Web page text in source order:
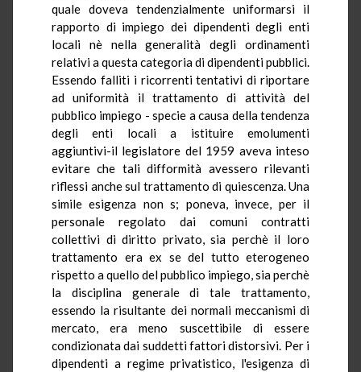
quale doveva tendenzialmente uniformarsi il
rapporto di impiego dei dipendenti degli enti
locali nè nella generalità degli ordinamenti
relativi a questa categoria di dipendenti pubblici.
Essendo falliti i ricorrenti tentativi di riportare
ad uniformità il trattamento di attività del
pubblico impiego - specie a causa della tendenza
degli enti locali a istituire emolumenti
aggiuntivi-il legislatore del 1959 aveva inteso
evitare che tali difformità avessero rilevanti
riflessi anche sul trattamento di quiescenza. Una
simile esigenza non s; poneva, invece, per il
personale regolato dai comuni contratti
collettivi di diritto privato, sia perchè il loro
trattamento era ex se del tutto eterogeneo
rispetto a quello del pubblico impiego, sia perchè
la disciplina generale di tale trattamento,
essendo la risultante dei normali meccanismi di
mercato, era meno suscettibile di essere
condizionata dai suddetti fattori distorsivi. Per i
dipendenti a regime privatistico, l'esigenza di